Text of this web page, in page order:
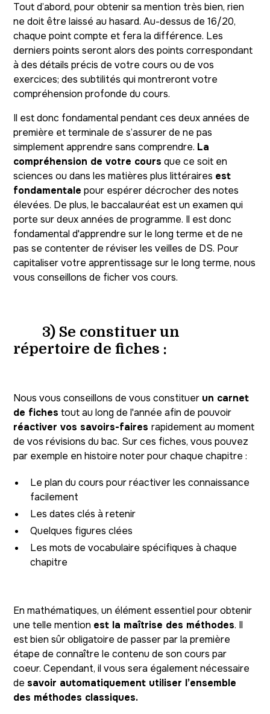
Tout d’abord, pour obtenir sa mention très bien, rien
ne doit être laissé au hasard. Au-dessus de 16/20,
chaque point compte et fera la différence. Les
derniers points seront alors des points correspondant
à des détails précis de votre cours ou de vos
exercices; des subtilités qui montreront votre
compréhension profonde du cours.
Il est donc fondamental pendant ces deux années de
première et terminale de s’assurer de ne pas
simplement apprendre sans comprendre. La
compréhension de votre cours que ce soit en
sciences ou dans les matières plus littéraires est
fondamentale pour espérer décrocher des notes
élevées. De plus, le baccalauréat est un examen qui
porte sur deux années de programme. Il est donc
fondamental d'apprendre sur le long terme et de ne
pas se contenter de réviser les veilles de DS. Pour
capitaliser votre apprentissage sur le long terme, nous
vous conseillons de ficher vos cours.
3) Se constituer un
répertoire de fiches :
Nous vous conseillons de vous constituer un carnet
de fiches tout au long de l'année afin de pouvoir
réactiver vos savoirs-fairesrapidement au moment
de vos révisions du bac. Sur ces fiches, vous pouvez
par exemple en histoire noter pour chaque chapitre :
Le plan du cours pour réactiver les connaissance
facilement
Les dates clés à retenir
Quelques figures clées
Les mots de vocabulaire spécifiques à chaque
chapitre
En mathématiques, un élément essentiel pour obtenir
une telle mention est la maîtrise des méthodes. Il
est bien sûr obligatoire de passer par la première
étape de connaître le contenu de son cours par
coeur. Cependant, il vous sera également nécessaire
desavoir automatiquement utiliser l’ensemble
des méthodes classiques.